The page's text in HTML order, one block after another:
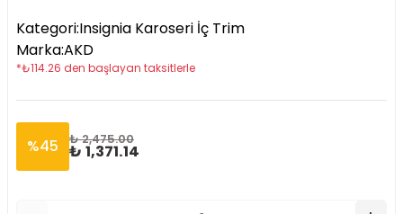
Kategori:Insignia Karoseri İç Trim
Marka:AKD
*₺114.26 den başlayan taksitlerle
%45 ₺ 2,475.00
₺ 1,371.14